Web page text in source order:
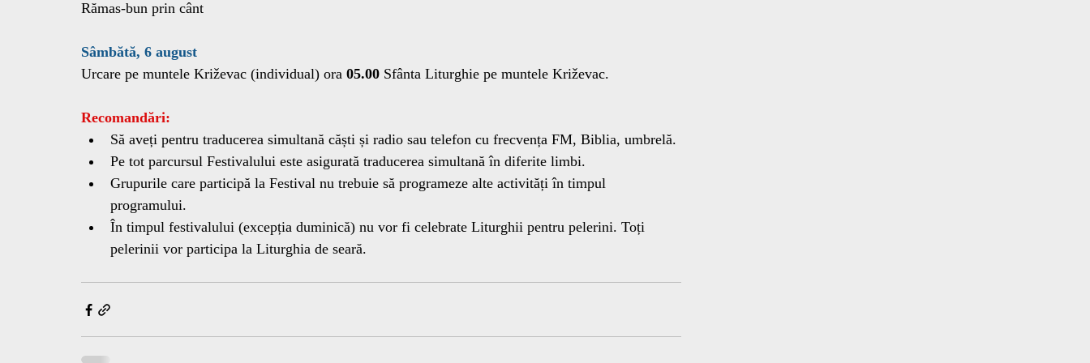
Rămas-bun prin cânt
Sâmbătă, 6 august
Urcare pe muntele Križevac (individual) ora 05.00 Sfânta Liturghie pe muntele Križevac.
Recomandări:
Să aveți pentru traducerea simultană căști și radio sau telefon cu frecvența FM, Biblia, umbrelă.
Pe tot parcursul Festivalului este asigurată traducerea simultană în diferite limbi.
Grupurile care participă la Festival nu trebuie să programeze alte activități în timpul
programului.
În timpul festivalului (excepția duminică) nu vor fi celebrate Liturghii pentru pelerini. Toți
pelerinii vor participa la Liturghia de seară.